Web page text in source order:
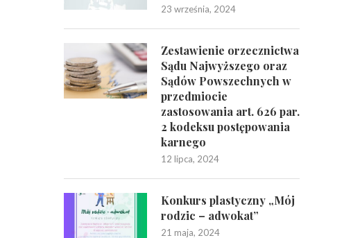
23 września, 2024
Zestawienie orzecznictwa
Sądu Najwyższego oraz
Sądów Powszechnych w
przedmiocie
zastosowania art. 626 par.
2 kodeksu postępowania
karnego
12 lipca, 2024
Konkurs plastyczny „Mój
rodzic – adwokat”
21 maja, 2024